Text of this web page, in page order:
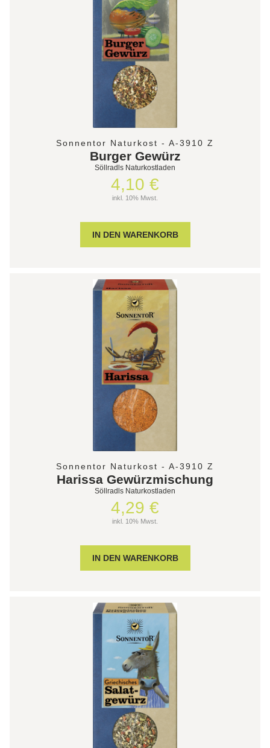
Sonnentor Naturkost - A-3910 Z
Burger Gewürz
Söllradls Naturkostladen
4,10 €
inkl. 10% Mwst.
Sonnentor Naturkost - A-3910 Z
Harissa Gewürzmischung
Söllradls Naturkostladen
4,29 €
inkl. 10% Mwst.